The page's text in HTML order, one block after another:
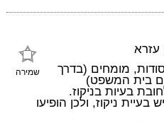
שמירה
עזרא
מומחים (בדרך
בית המשפט)
בעיות בניקוז.
ניקוז, ולכן הופיעו